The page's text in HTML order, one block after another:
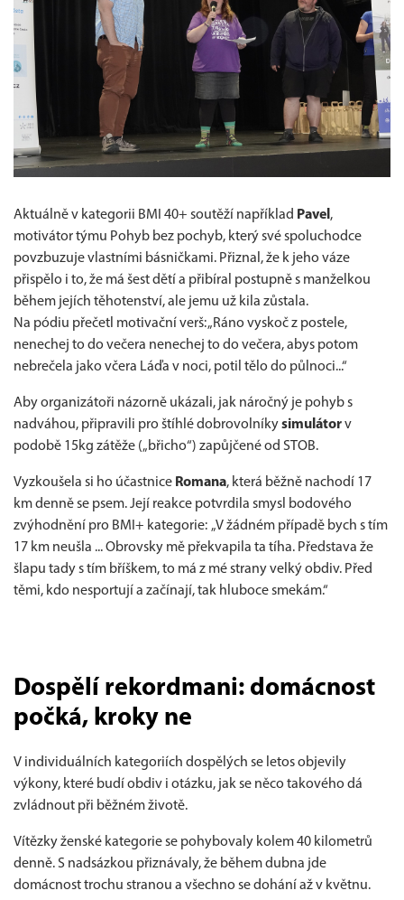
Aktuálně v kategorii BMI 40+ soutěží například Pavel ,
motivátor týmu Pohyb bez pochyb, který své spoluchodce
povzbuzuje vlastními básničkami. Přiznal, že k jeho váze
přispělo i to, že má šest dětí a přibíral postupně s manželkou
během jejích těhotenství, ale jemu už kila zůstala.
Na pódiu přečetl motivační verš: „Ráno vyskoč z postele,
nenechej to do večera nenechej to do večera, abys potom
nebrečela jako včera Láďa v noci, potil tělo do půlnoci...“
Aby organizátoři názorně ukázali, jak náročný je pohyb s
nadváhou, připravili pro štíhlé dobrovolníkysimulátorv
podobě 15kg zátěže („břicho“) zapůjčené od STOB.
Vyzkoušela si ho účastnice Romana, která běžně nachodí 17
km denně se psem. Její reakce potvrdila smysl bodového
zvýhodnění pro BMI+ kategorie: „V žádném případě bych s tím
17 km neušla ... Obrovsky mě překvapila ta tíha. Představa že
šlapu tady s tím bříškem, to má z mé strany velký obdiv. Před
těmi, kdo nesportují a začínají, tak hluboce smekám.“
Dospělí rekordmani: domácnost
počká, kroky ne
V individuálních kategoriích dospělých se letos objevily
výkony, které budí obdiv i otázku, jak se něco takového dá
zvládnout při běžném životě.
Vítězky ženské kategorie se pohybovaly kolem 40 kilometrů
denně. S nadsázkou přiznávaly, že během dubna jde
domácnost trochu stranou a všechno se dohání až v květnu.